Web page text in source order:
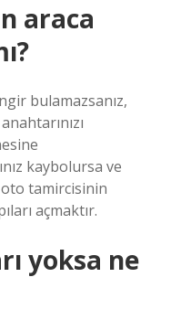
araca
bulamazsanız,
kaybolursa ve
oto tamircisinin
açmaktır.
yoksa ne